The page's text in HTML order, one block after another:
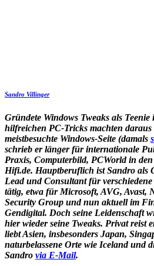
Sandro Villinger
Gründete Windows Tweaks als
hilfreichen PC-Tricks machten daraus
meistbesuchte Windows-Seite (damals
schrieb er länger für internationale
Praxis, Computerbild, PCWorld in
Hifi.de. Hauptberuflich ist Sandro als
Lead und Consultant für
tätig, etwa für Microsoft, AVG, Avast,
Security Group und nun aktuell im
Gendigital. Doch seine Leidenschaft
hier wieder seine Tweaks. Privat reist
liebt Asien, insbesonders Japan,
naturbelassene Orte wie Iceland und
Sandro via E-Mail.